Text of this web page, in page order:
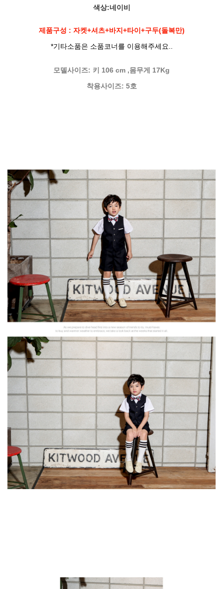
색상:네이비
제품구성 : 자켓+셔츠+바지+타이+구두(돌복만)
*기타소품은 소품코너를 이용해주세요..
모델사이즈: 키 106 cm ,몸무게 17Kg
착용사이즈: 5호